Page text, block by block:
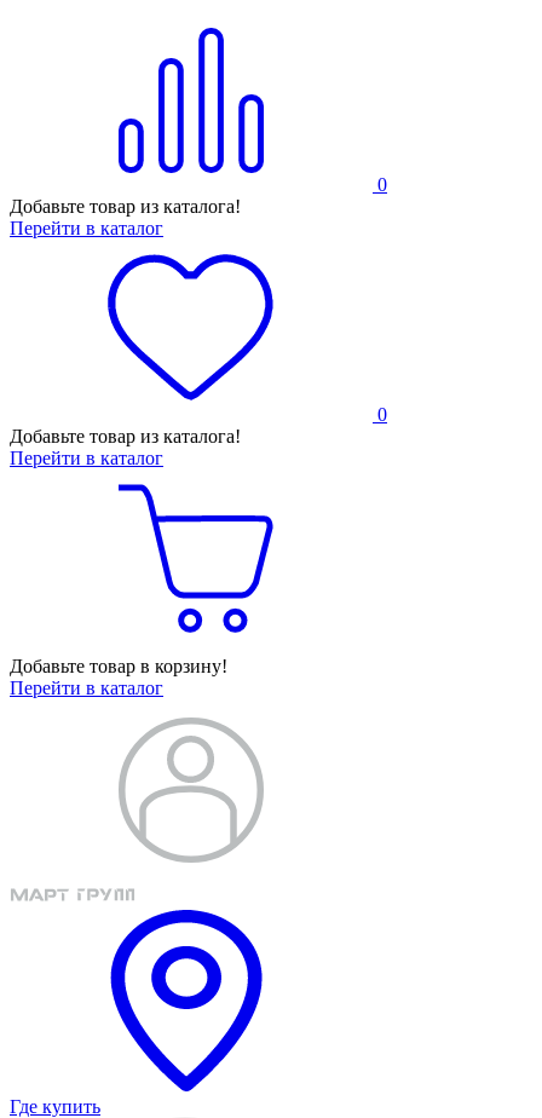
0
Добавьте товар из каталога!
Перейти в каталог
0
Добавьте товар из каталога!
Перейти в каталог
Добавьте товар в корзину!
Перейти в каталог
Где купить